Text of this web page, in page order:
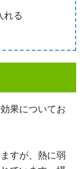
る
果についてお
すが、熱に弱